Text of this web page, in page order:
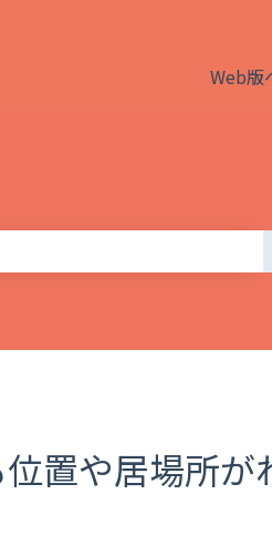
Web版
置や居場所が